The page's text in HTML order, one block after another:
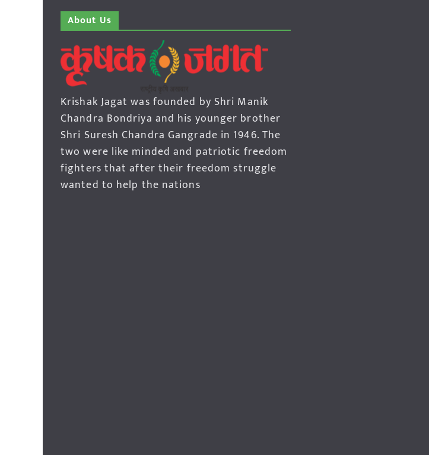
About Us
Krishak Jagat was founded by Shri Manik
Chandra Bondriya and his younger brother
Shri Suresh Chandra Gangrade in 1946. The
two were like minded and patriotic freedom
fighters that after their freedom struggle
wanted to help the nations